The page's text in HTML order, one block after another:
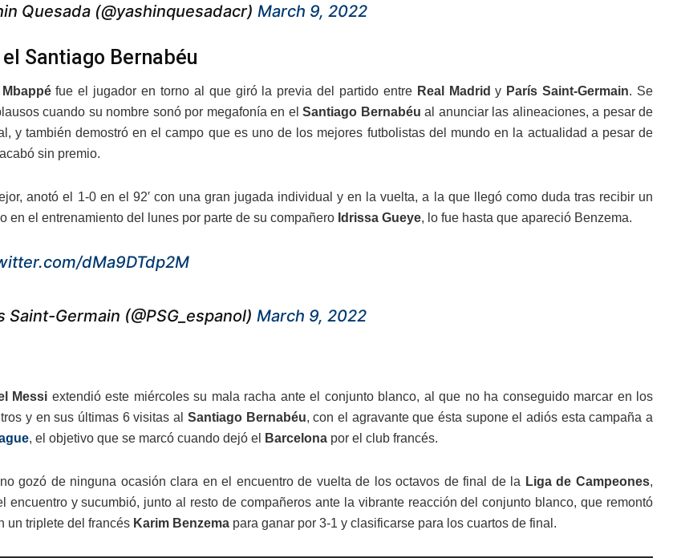
Quesada (@yashinquesadacr) March 9, 2022
Santiago Bernabéu
fue el jugador en torno al que giró la previa del partido entre Real Madrid y París Saint-Germain. Se
cuando su nombre sonó por megafonía en elSantiago Bernabéu al anunciar las alineaciones, a pesar de
y también demostró en el campo que es uno de los mejores futbolistas del mundo en la actualidad a pesar de
sin premio.
anotó el 1-0 en el 92′ con una gran jugada individual y en la vuelta, a la que llegó como duda tras recibir un
en el entrenamiento del lunes por parte de su compañero Idrissa Gueye, lo fue hasta que apareció Benzema.
dMa9DTdp2M
Germain (@PSG_espanol) March 9, 2022
Messi extendió este miércoles su mala racha ante el conjunto blanco, al que no ha conseguido marcar en los
y en sus últimas 6 visitas al Santiago Bernabéu, con el agravante que ésta supone el adiós esta campaña a
, el objetivo que se marcó cuando dejó el Barcelona por el club francés.
gozó de ninguna ocasión clara en el encuentro de vuelta de los octavos de final de la Liga de Campeones,
encuentro y sucumbió, junto al resto de compañeros ante la vibrante reacción del conjunto blanco, que remontó
un triplete del francés Karim Benzema para ganar por 3-1 y clasificarse para los cuartos de final.